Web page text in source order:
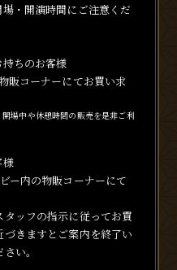
・開演時間にご注意くだ
ちのお客様
販コーナーにてお買い求
場中や休憩時間の販売を是非ご利
様
ー内の物販コーナーにて
ッフの指示に従ってお買
きますとご案内を終了い
い。